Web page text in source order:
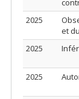
2025
et du
2025
2025